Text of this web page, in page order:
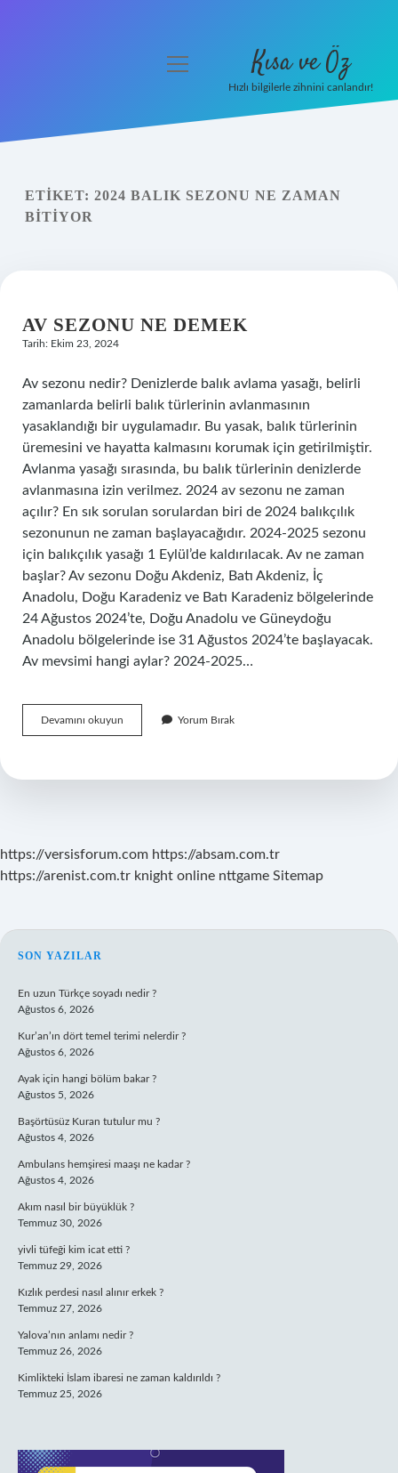
Yasal Uyarı
menüyü
Kısa ve Öz
Hızlı bilgilerle zihnini canlandır!
ETIKET: 2024 BALIK SEZONU NE ZAMAN
BITIYOR
AV SEZONU NE DEMEK
Tarih: Ekim 23, 2024
Av sezonu nedir? Denizlerde balık avlama yasağı, belirli
zamanlarda belirli balık türlerinin avlanmasının
yasaklandığı bir uygulamadır. Bu yasak, balık türlerinin
üremesini ve hayatta kalmasını korumak için getirilmiştir.
Avlanma yasağı sırasında, bu balık türlerinin denizlerde
avlanmasına izin verilmez. 2024 av sezonu ne zaman
açılır? En sık sorulan sorulardan biri de 2024 balıkçılık
sezonunun ne zaman başlayacağıdır. 2024-2025 sezonu
için balıkçılık yasağı 1 Eylül’de kaldırılacak. Av ne zaman
başlar? Av sezonu Doğu Akdeniz, Batı Akdeniz, İç
Anadolu, Doğu Karadeniz ve Batı Karadeniz bölgelerinde
24 Ağustos 2024’te, Doğu Anadolu ve Güneydoğu
Anadolu bölgelerinde ise 31 Ağustos 2024’te başlayacak.
Av mevsimi hangi aylar? 2024-2025…
Devamını okuyun
Sezonu
Yorum Bırak
https://versisforum.com https://absam.com.tr
https://arenist.com.tr knight online nttgame Sitemap
SIDEBAR
SON YAZILAR
En uzun Türkçe soyadı nedir ?
Ağustos 6, 2026
Kur’an’ın dört temel terimi nelerdir ?
Ağustos 6, 2026
Ayak için hangi bölüm bakar ?
Ağustos 5, 2026
Başörtüsüz Kuran tutulur mu ?
Ağustos 4, 2026
Ambulans hemşiresi maaşı ne kadar ?
Ağustos 4, 2026
Akım nasıl bir büyüklük ?
Temmuz 30, 2026
yivli tüfeği kim icat etti ?
Temmuz 29, 2026
Kızlık perdesi nasıl alınır erkek ?
Temmuz 27, 2026
Yalova’nın anlamı nedir ?
Temmuz 26, 2026
Kimlikteki İslam ibaresi ne zaman kaldırıldı ?
Temmuz 25, 2026